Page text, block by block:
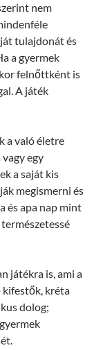
nem
tulajdonát és
a gyermek
felnőttként is
A játék
a való életre
egy
a saját kis
megismerni és
és apa nap mint
játékra is, ami a
kréta
dolog;